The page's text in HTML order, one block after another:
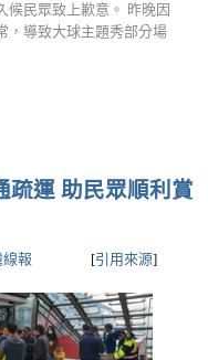
候民眾致上歉意。 昨晚因
，導致大球主題秀部分場
疏運 助民眾順利賞
線報 [引用來源]